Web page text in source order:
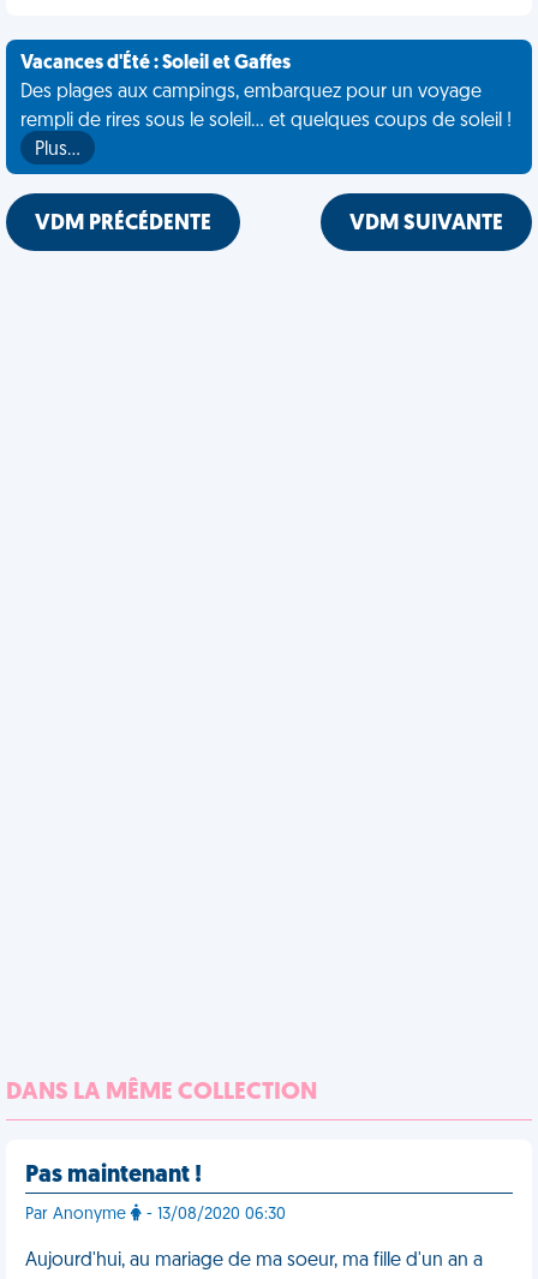
Vacances d'Été : Soleil et Gaffes
Des plages aux campings, embarquez pour un voyage
rempli de rires sous le soleil... et quelques coups de soleil !
Plus…
VDM PRÉCÉDENTE VDM SUIVANTE
DANS LA MÊME COLLECTION
Pas maintenant !
Par Anonyme - 13/08/2020 06:30
Aujourd'hui, au mariage de ma soeur, ma fille d'un an a